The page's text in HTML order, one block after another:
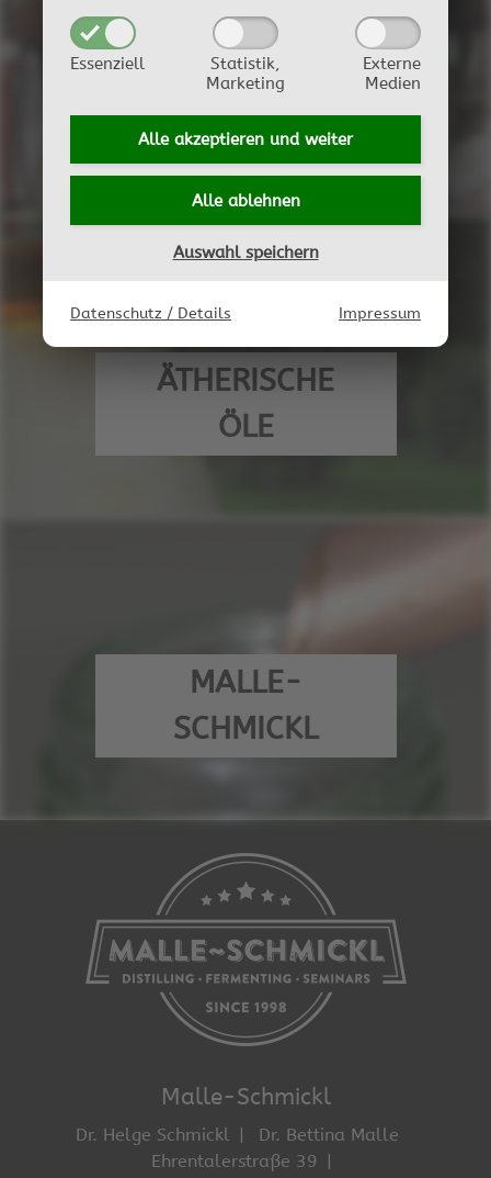
Essenziell
Statistik,
Marketing
Externe
Medien
Alle akzeptieren und weiter
Alle ablehnen
Auswahl speichern
Datenschutz / Details Impressum
SCHNAPS
ÄTHERISCHE
ÖLE
MALLE-
SCHMICKL
Malle-Schmickl
Dr. Helge Schmickl
Dr. Bettina Malle
Ehrentalerstraße 39